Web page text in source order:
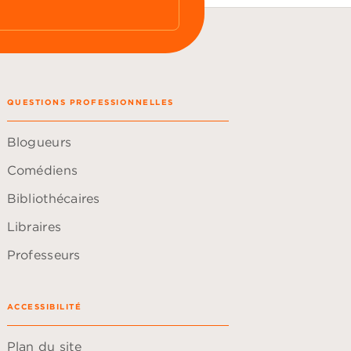
QUESTIONS PROFESSIONNELLES
Blogueurs
Comédiens
Bibliothécaires
Libraires
Professeurs
ACCESSIBILITÉ
Plan du site